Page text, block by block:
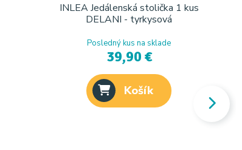
INLEA Jedálenská stolička 1 kus
DELANI - tyrkysová
Posledný kus na sklade
39,90 €
Košík